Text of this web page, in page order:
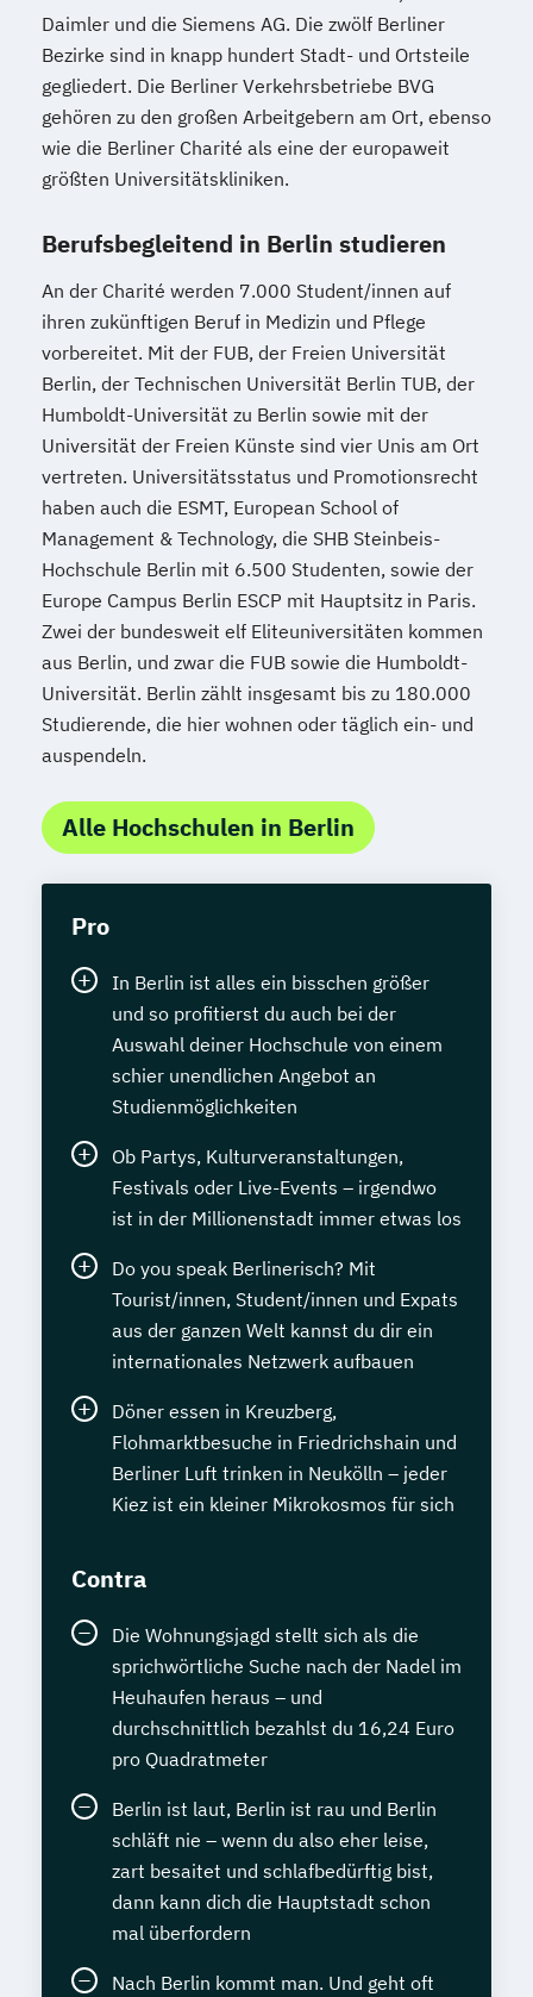
Pferde
Veterinärakupunktur für Pferde
Veterinärheilpflanzenkunde
Daimler und die Siemens AG. Die zwölf Berliner
Bezirke sind in knapp hundert Stadt- und Ortsteile
gegliedert. Die Berliner Verkehrsbetriebe BVG
gehören zu den großen Arbeitgebern am Ort, ebenso
wie die Berliner Charité als eine der europaweit
größten Universitätskliniken.
Berufsbegleitend in Berlin studieren
An der Charité werden 7.000 Student/innen auf
ihren zukünftigen Beruf in Medizin und Pflege
vorbereitet. Mit der FUB, der Freien Universität
Berlin, der Technischen Universität Berlin TUB, der
Humboldt-Universität zu Berlin sowie mit der
Universität der Freien Künste sind vier Unis am Ort
vertreten. Universitätsstatus und Promotionsrecht
haben auch die ESMT, European School of
Management & Technology, die SHB Steinbeis-
Hochschule Berlin mit 6.500 Studenten, sowie der
Europe Campus Berlin ESCP mit Hauptsitz in Paris.
Zwei der bundesweit elf Eliteuniversitäten kommen
aus Berlin, und zwar die FUB sowie die Humboldt-
Universität. Berlin zählt insgesamt bis zu 180.000
Studierende, die hier wohnen oder täglich ein- und
auspendeln.
Alle Hochschulen in Berlin
Pro
In Berlin ist alles ein bisschen größer
und so profitierst du auch bei der
Auswahl deiner Hochschule von einem
schier unendlichen Angebot an
Studienmöglichkeiten
Ob Partys, Kulturveranstaltungen,
Festivals oder Live-Events – irgendwo
ist in der Millionenstadt immer etwas los
Do you speak Berlinerisch? Mit
Tourist/innen, Student/innen und Expats
aus der ganzen Welt kannst du dir ein
internationales Netzwerk aufbauen
Döner essen in Kreuzberg,
Flohmarktbesuche in Friedrichshain und
Berliner Luft trinken in Neukölln – jeder
Kiez ist ein kleiner Mikrokosmos für sich
Contra
Die Wohnungsjagd stellt sich als die
sprichwörtliche Suche nach der Nadel im
Heuhaufen heraus – und
durchschnittlich bezahlst du 16,24 Euro
pro Quadratmeter
Berlin ist laut, Berlin ist rau und Berlin
schläft nie – wenn du also eher leise,
zart besaitet und schlafbedürftig bist,
dann kann dich die Hauptstadt schon
mal überfordern
Nach Berlin kommt man. Und geht oft